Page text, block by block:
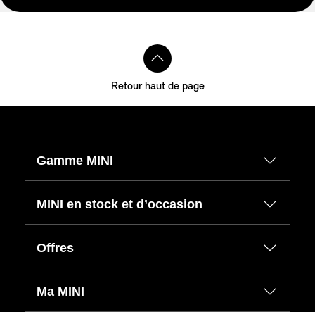
Retour haut de page
Gamme MINI
MINI en stock et d’occasion
Offres
Ma MINI